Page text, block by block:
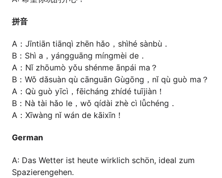
拼音
A：Jīntiān tiānqì zhēn hǎo，shìhé sànbù．
B：Shì a，yángguāng míngmèi de．
A：Nǐ zhōumò yǒu shénme ānpái ma？
B：Wǒ dǎsuàn qù cānguān Gùgōng，nǐ qù guò ma？
A：Qù guò yīcì，fēicháng zhídé tuījiàn！
B：Nà tài hǎo le，wǒ qídài zhè cì lǚchéng．
A：Xīwàng nǐ wán de kāixīn！
German
A: Das Wetter ist heute wirklich schön, ideal zum
Spazierengehen.